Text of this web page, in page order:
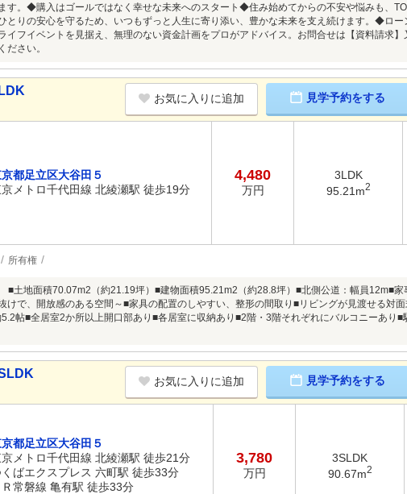
す。◆購入はゴールではなく幸せな未来へのスタート◆住み始めてからの不安や悩みも、
とりの安心を守るため、いつもずっと人生に寄り添い、豊かな未来を支え続けます。◆ロ
イフイベントを見据え、無理のない資金計画をプロがアドバイス。お問合せは【資料請求
ださい。
お気に入りに追加 見学予約をする
都足立区大谷田５
メトロ千代田線 北綾瀬駅 徒歩19分
4,480
万円
3LDK
95.21m2
所有権
土地面積70.07m2（約21.19坪）■建物面積95.21m2（約28.8坪）■北側公道：幅員12m■家
で、開放感のある空間～■家具の配置のしやすい、整形の間取り■リビングが見渡せる対
帖■全居室2か所以上開口部あり■各居室に収納あり■2階・3階それぞれにバルコニーあり■
お気に入りに追加 見学予約をする
都足立区大谷田５
メトロ千代田線 北綾瀬駅 徒歩21分
ばエクスプレス 六町駅 徒歩33分
Ｒ常磐線 亀有駅 徒歩33分
3,780
万円
3SLDK
90.67m2